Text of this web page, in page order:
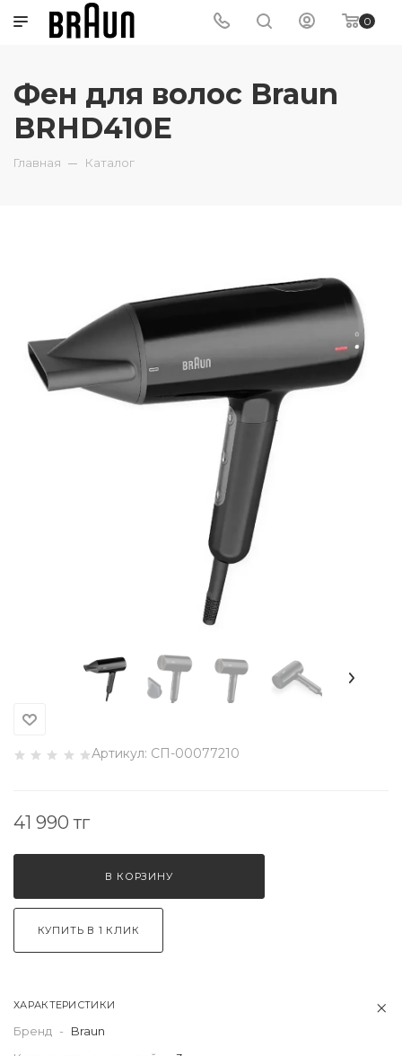
0
Фен для волос Braun
BRHD410E
Главная Каталог
Артикул: СП-00077210
41 990 тг
В КОРЗИНУ
КУПИТЬ В 1 КЛИК
ХАРАКТЕРИСТИКИ
Бренд -
Braun